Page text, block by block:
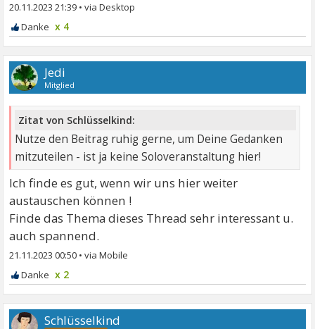
20.11.2023 21:39 •
x 4
Jedi
Mitglied
Zitat von Schlüsselkind:
Nutze den Beitrag ruhig gerne, um Deine Gedanken
mitzuteilen - ist ja keine Soloveranstaltung hier!
Ich finde es gut, wenn wir uns hier weiter
austauschen können !
Finde das Thema dieses Thread sehr interessant u.
auch spannend.
21.11.2023 00:50 •
x 2
Schlüsselkind